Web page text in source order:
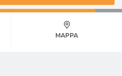
MAPPA